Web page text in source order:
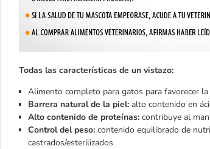
Todas las características de un vistazo:
Alimento completo para gatos para favorecer
Barrera natural de la piel: alto contenido en
Alto contenido de proteínas: contribuye al
Control del peso: contenido equilibrado de
castrados/esterilizados